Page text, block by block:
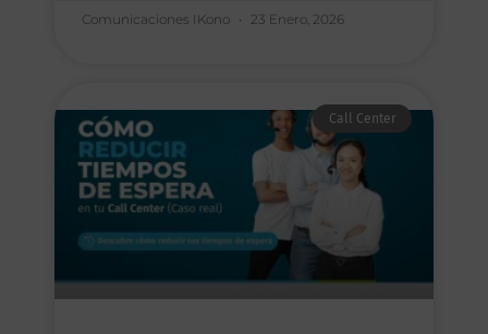
Comunicaciones IKono 23 Enero, 2026
Call Center